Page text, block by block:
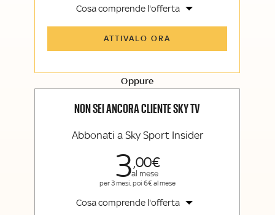
Cosa comprende l'offerta
Sky TG24 Insider
Sport e Sky TG24
La newsletter esclusiva di Sky Sport
ATTIVALO ORA
Oppure
NON SEI ANCORA CLIENTE SKY TV
Abbonati a Sky Sport Insider
300
al mese
per 3 mesi, poi 6€ al mese
Cosa comprende l'offerta